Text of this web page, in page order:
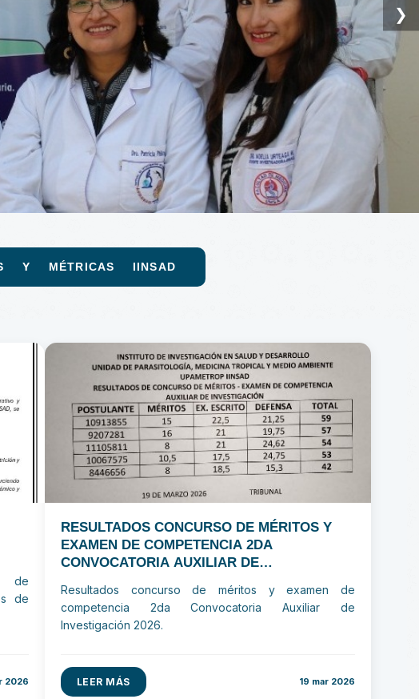
❯
Y MÉTRICAS IINSAD
de
de
2026
RESULTADOS CONCURSO DE MÉRITOS Y
EXAMEN DE COMPETENCIA 2DA
CONVOCATORIA AUXILIAR DE
Resultados concurso de méritos y examen de
competencia 2da Convocatoria Auxiliar de
Investigación 2026.
LEER MÁS 19 mar 2026